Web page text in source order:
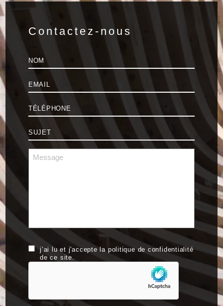
Contactez-nous
Nom
E-
mail *
Téléphone
Sujet
Message
RGPD
j’ai lu et j'accepte la politique de confidentialité
de ce site.